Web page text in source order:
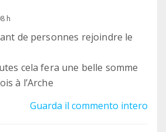
h
de personnes rejoindre le
cela fera une belle somme
à l’Arche
Guarda il commento intero